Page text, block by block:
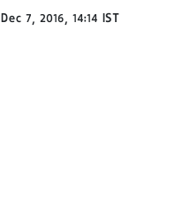
Dec 7, 2016, 14:14 IST